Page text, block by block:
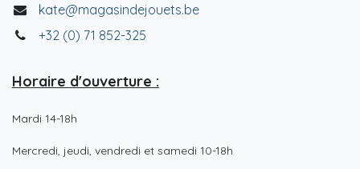
kate@magasindejouets.be
+32 (0) 71 852-325
Horaire d'ouverture :
Mardi 14-18h
Mercredi, jeudi, vendredi et samedi 10-18h